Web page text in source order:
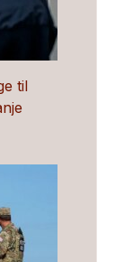
til